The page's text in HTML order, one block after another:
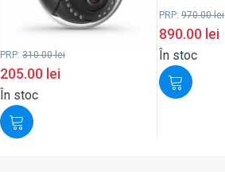
PRP: 310.00lei
205.00 lei
În stoc
PRP: 970.00lei
890.00 lei
În stoc